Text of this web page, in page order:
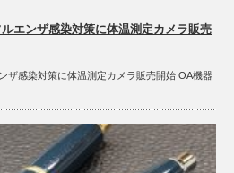
エンザ感染対策に体温測定カメラ販売
ザ感染対策に体温測定カメラ販売開始 OA機器